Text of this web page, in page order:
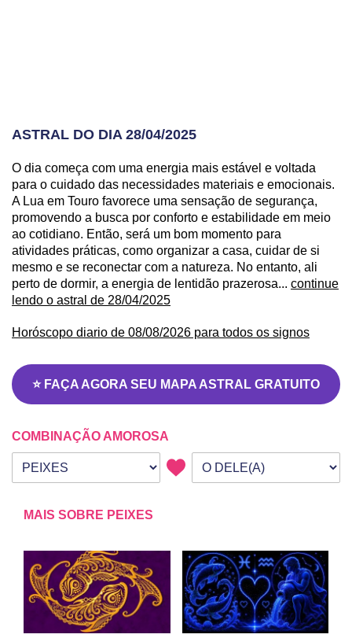
ASTRAL DO DIA 28/04/2025
O dia começa com uma energia mais estável e voltada
para o cuidado das necessidades materiais e emocionais.
A Lua em Touro favorece uma sensação de segurança,
promovendo a busca por conforto e estabilidade em meio
ao cotidiano. Então, será um bom momento para
atividades práticas, como organizar a casa, cuidar de si
mesmo e se reconectar com a natureza. No entanto, ali
perto de dormir, a energia de lentidão prazerosa... continue
lendo o astral de 28/04/2025
Horóscopo diario de 08/08/2026 para todos os signos
⭐ FAÇA AGORA SEU MAPA ASTRAL GRATUITO
COMBINAÇÃO AMOROSA
Seu signo
Signo da outra pessoa
MAIS SOBRE PEIXES